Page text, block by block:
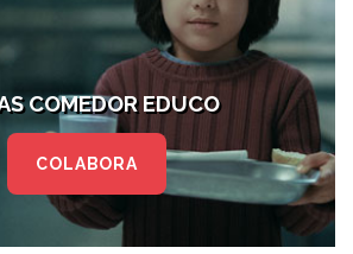
COMEDOR EDUCO
COLABORA